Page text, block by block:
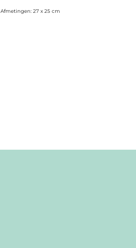
Afmetingen: 27 x 25 cm